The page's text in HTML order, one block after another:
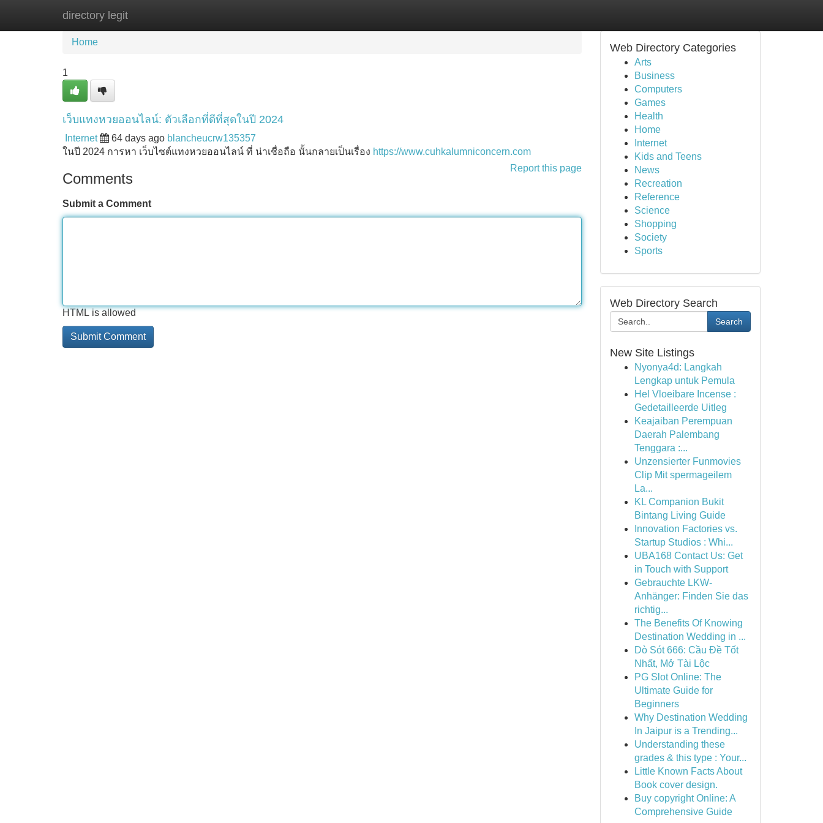
directory legit
Home New Site Listings
Home
1
เว็บแทงหวยออนไลน์: ตัวเลือกที่ดีที่สุดในปี 2024
Internet 64 days ago blancheucrw135357
ในปี 2024 การหา เว็บไซต์แทงหวยออนไลน์ ที่ น่าเชื่อถือ นั้นกลายเป็นเรื่อง https://www.cuhkalumniconcern.com
Report this page
Comments
Submit a Comment
HTML is allowed
Web Directory Categories
Arts
Business
Computers
Games
Health
Home
Internet
Kids and Teens
News
Recreation
Reference
Science
Shopping
Society
Sports
Web Directory Search
Search
New Site Listings
Nyonya4d: Langkah
Lengkap untuk Pemula
Hel Vloeibare Incense :
Gedetailleerde Uitleg
Keajaiban Perempuan
Daerah Palembang
Tenggara :...
Unzensierter Funmovies
Clip Mit spermageilem
La...
KL Companion Bukit
Bintang Living Guide
Innovation Factories vs.
Startup Studios : Whi...
UBA168 Contact Us: Get
in Touch with Support
Gebrauchte LKW-
Anhänger: Finden Sie das
richtig...
The Benefits Of Knowing
Destination Wedding in ...
Dò Sót 666: Cầu Đề Tốt
Nhất, Mở Tài Lộc
PG Slot Online: The
Ultimate Guide for
Beginners
Why Destination Wedding
In Jaipur is a Trending...
Understanding these
grades & this type : Your...
Little Known Facts About
Book cover design.
Buy copyright Online: A
Comprehensive Guide